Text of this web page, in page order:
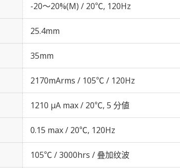
-20～20%(M) / 20℃, 120Hz
25.4mm
35mm
2170mArms / 105℃ / 120Hz
1210 μA max / 20℃, 5 分値
0.15 max / 20℃, 120Hz
105℃ / 3000hrs / 叠加纹波